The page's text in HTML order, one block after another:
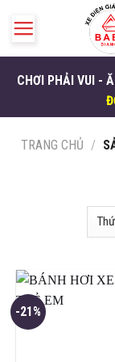
CHƠI PHẢI VUI -
TRANG CHỦ /
-21%